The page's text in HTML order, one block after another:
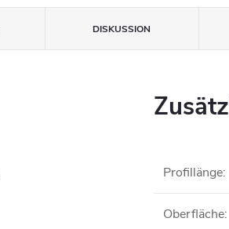
DISKUSSION
Profillänge:
Oberfläche: